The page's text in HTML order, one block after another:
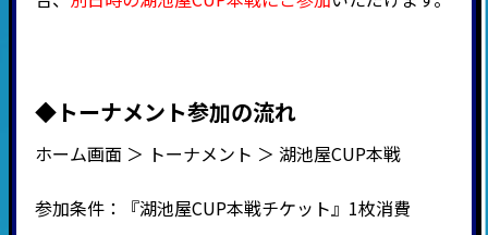
◆トーナメント参加の流れ
ホーム画面 ＞ トーナメント ＞ 湖池屋CUP本戦
参加条件：『湖池屋CUP本戦チケット』1枚消費